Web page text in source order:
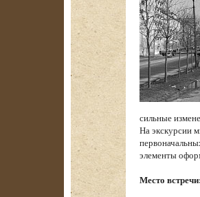
сильные
На экскурсии
элементы
Место